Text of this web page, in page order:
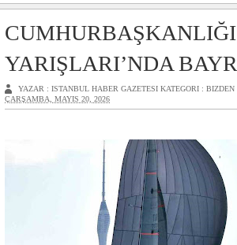
YARIŞLARI’NDA
YAZAR : ISTANBUL HABER GAZETESI KATEGORI : BIZDEN
ÇARŞAMBA, MAYIS 20, 2026